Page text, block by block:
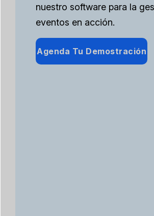
nuestro software para la
eventos en acción.
Agenda Tu Demostración